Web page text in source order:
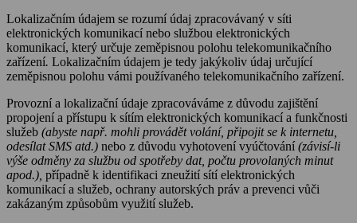
Lokalizačním údajem se rozumí údaj zpracovávaný v síti
elektronických komunikací nebo službou elektronických
komunikací, který určuje zeměpisnou polohu telekomunikačního
zařízení. Lokalizačním údajem je tedy jakýkoliv údaj určující
zeměpisnou polohu vámi používaného telekomunikačního zařízení.
Provozní a lokalizační údaje zpracováváme z důvodu zajištění
propojení a přístupu k sítím elektronických komunikací a funkčnosti
služeb (abyste např. mohli provádět volání, připojit se k internetu,
odesílat SMS atd.) nebo z důvodu vyhotovení vyúčtování (závisí-li
výše odměny za službu od spotřeby dat, počtu provolaných minut
apod.), případně k identifikaci zneužití sítí elektronických
komunikací a služeb, ochrany autorských práv a prevenci vůči
zakázaným způsobům využití služeb.